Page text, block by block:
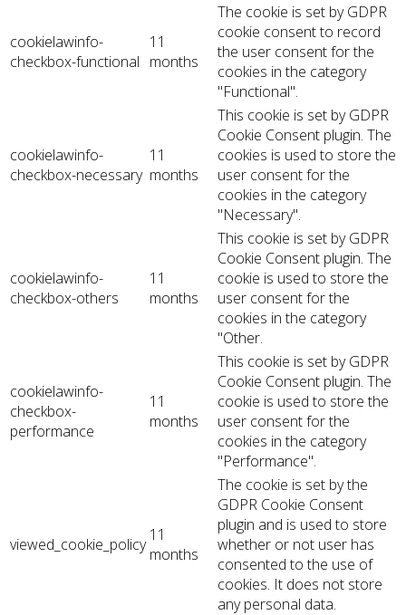
cookielawinfo-
checkbox-functional
11
months
The cookie is set by GDPR
cookie consent to record
the user consent for the
cookies in the category
"Functional".
cookielawinfo-
checkbox-necessary
11
months
This cookie is set by GDPR
Cookie Consent plugin. The
cookies is used to store the
user consent for the
cookies in the category
"Necessary".
cookielawinfo-
checkbox-others
11
months
This cookie is set by GDPR
Cookie Consent plugin. The
cookie is used to store the
user consent for the
cookies in the category
"Other.
cookielawinfo-
checkbox-
performance
11
months
This cookie is set by GDPR
Cookie Consent plugin. The
cookie is used to store the
user consent for the
cookies in the category
"Performance".
viewed_cookie_policy 11
months
The cookie is set by the
GDPR Cookie Consent
plugin and is used to store
whether or not user has
consented to the use of
cookies. It does not store
any personal data.